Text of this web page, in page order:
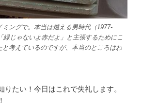
ミングで。本当は燃える男時代（1977-
緑じゃないよ赤だよ」と主張するためにこ
と考えているのですが、本当のところはわ
りたい！今日はこれで失礼します。